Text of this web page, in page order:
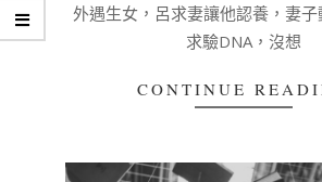
27
外遇生女，呂求妻讓他認養，妻
求驗DNA，沒想
CONTINUE